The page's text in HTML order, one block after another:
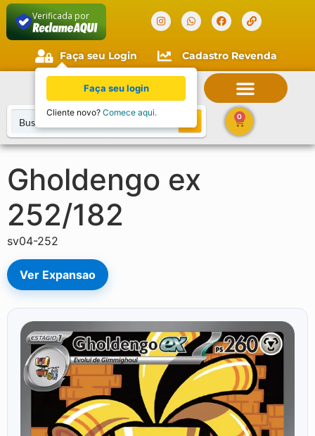
Verificada por
Faça seu Login Cadastro Revenda
0
Gholdengo ex
252/182
sv04-252
Ver Expansao
Faça seu login
Cliente novo? Comece aqui.